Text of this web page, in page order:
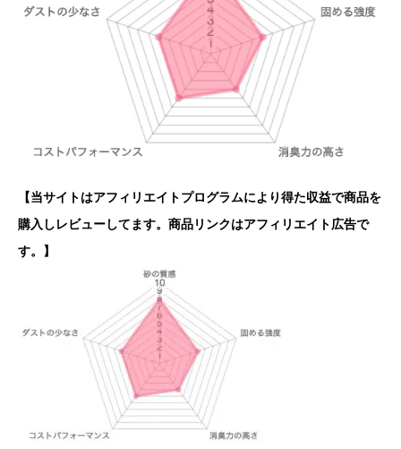
【当サイトはアフィリエイトプログラムにより得た収益で商品を
購入しレビューしてます。商品リンクはアフィリエイト広告で
す。】